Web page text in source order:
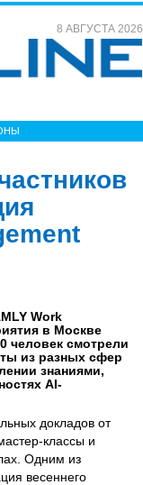
8 АВГУСТА 2026
Work
в Москве
человек смотрели
из разных сфер
знаниями,
AI-
докладов от
классы и
Одним из
весеннего